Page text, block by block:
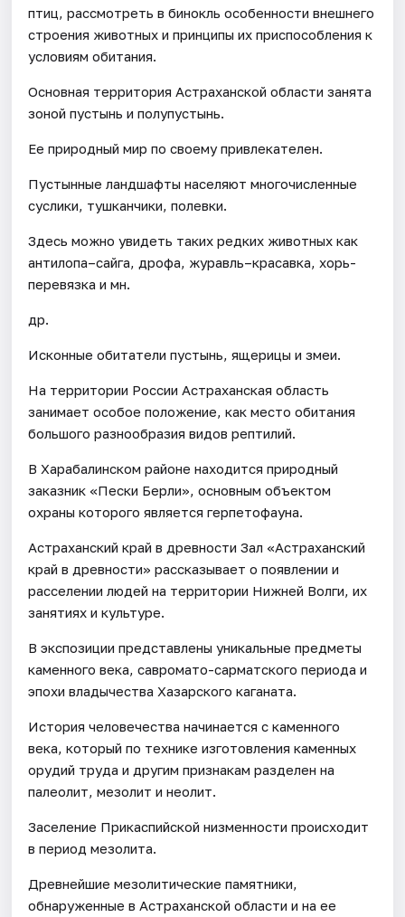
птиц, рассмотреть в бинокль особенности внешнего
строения животных и принципы их приспособления к
условиям обитания.
Основная территория Астраханской области занята
зоной пустынь и полупустынь.
Ее природный мир по своему привлекателен.
Пустынные ландшафты населяют многочисленные
суслики, тушканчики, полевки.
Здесь можно увидеть таких редких животных как
антилопа–сайга, дрофа, журавль–красавка, хорь-
перевязка и мн.
др.
Исконные обитатели пустынь, ящерицы и змеи.
На территории России Астраханская область
занимает особое положение, как место обитания
большого разнообразия видов рептилий.
В Харабалинском районе находится природный
заказник «Пески Берли», основным объектом
охраны которого является герпетофауна.
Астраханский край в древности Зал «Астраханский
край в древности» рассказывает о появлении и
расселении людей на территории Нижней Волги, их
занятиях и культуре.
В экспозиции представлены уникальные предметы
каменного века, савромато-сарматского периода и
эпохи владычества Хазарского каганата.
История человечества начинается с каменного
века, который по технике изготовления каменных
орудий труда и другим признакам разделен на
палеолит, мезолит и неолит.
Заселение Прикаспийской низменности происходит
в период мезолита.
Древнейшие мезолитические памятники,
обнаруженные в Астраханской области и на ее